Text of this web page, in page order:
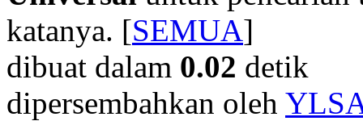
katanya. [SEMUA]
dibuat dalam 0.02 detik
dipersembahkan oleh